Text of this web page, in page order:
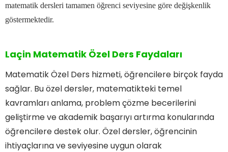
matematik dersleri tamamen öğrenci seviyesine göre değişkenlik
göstermektedir.
Laçin Matematik Özel Ders Faydaları
Matematik Özel Ders hizmeti, öğrencilere birçok fayda
sağlar. Bu özel dersler, matematikteki temel
kavramları anlama, problem çözme becerilerini
geliştirme ve akademik başarıyı artırma konularında
öğrencilere destek olur. Özel dersler, öğrencinin
ihtiyaçlarına ve seviyesine uygun olarak